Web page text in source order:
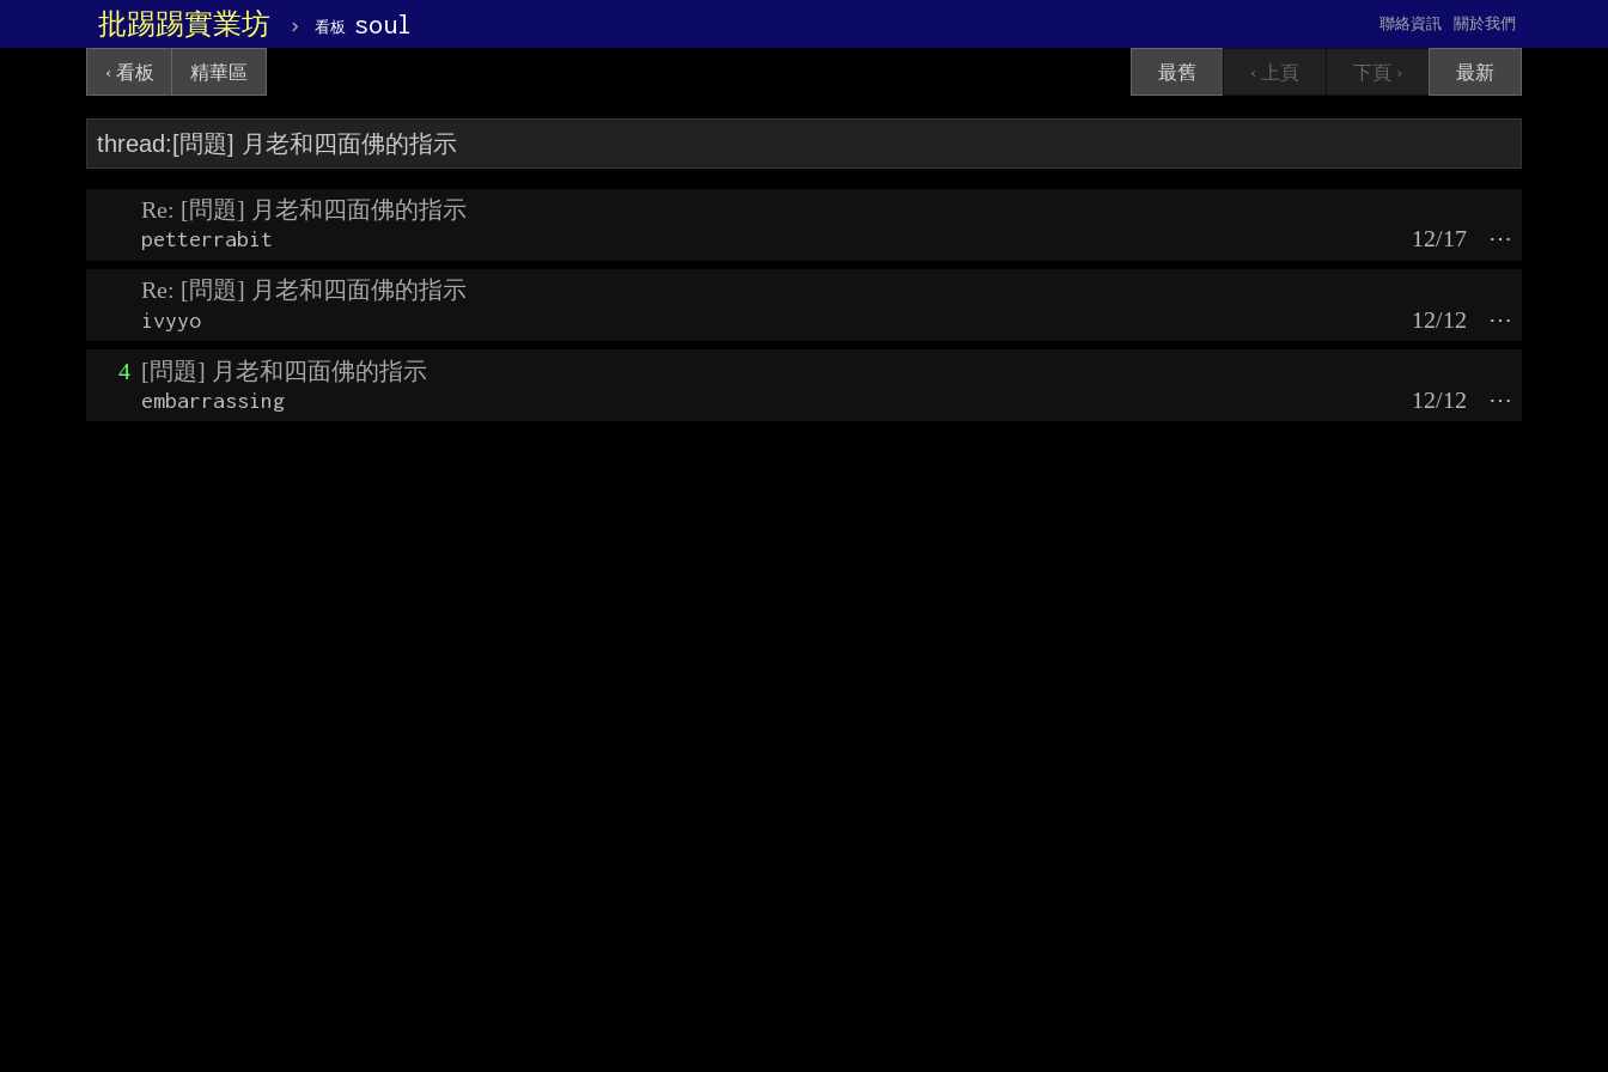
批踢踢實業坊 › 看板 soul 關於我們
聯絡資訊
‹ 看板 精華區 最舊 ‹ 上頁 下頁 › 最新
Re: [問題] 月老和四面佛的指示
petterrabit ⋯
12/17
Re: [問題] 月老和四面佛的指示
ivyyo ⋯
12/12
4 [問題] 月老和四面佛的指示
embarrassing ⋯
12/12